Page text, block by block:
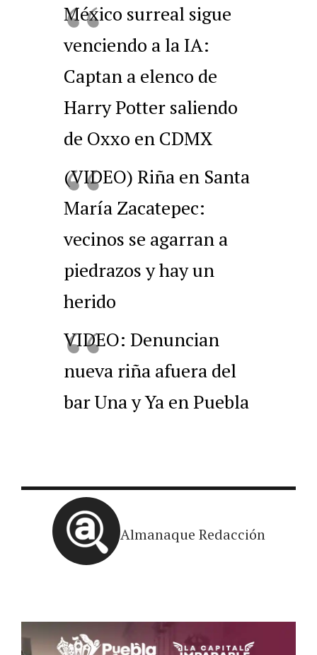
México surreal sigue
venciendo a la IA:
Captan a elenco de
Harry Potter saliendo
de Oxxo en CDMX
(VIDEO) Riña en Santa
María Zacatepec:
vecinos se agarran a
piedrazos y hay un
herido
VIDEO: Denuncian
nueva riña afuera del
bar Una y Ya en Puebla
Almanaque Redacción